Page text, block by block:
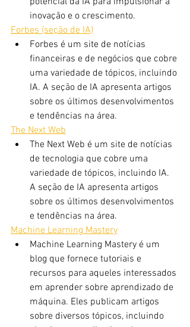
inovação e o crescimento.
Forbes (seção de IA)
Forbes é um site de notícias
financeiras e de negócios que cobre
uma variedade de tópicos, incluindo
IA. A seção de IA apresenta artigos
sobre os últimos desenvolvimentos
e tendências na área.
The Next Web
The Next Web é um site de notícias
de tecnologia que cobre uma
variedade de tópicos, incluindo IA.
A seção de IA apresenta artigos
sobre os últimos desenvolvimentos
e tendências na área.
Machine Learning Mastery
Machine Learning Mastery é um
blog que fornece tutoriais e
recursos para aqueles interessados ​​
em aprender sobre aprendizado de
máquina. Eles publicam artigos
sobre diversos tópicos, incluindo